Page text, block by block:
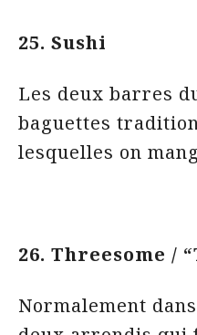
25. Sushi
Les deux barres
baguettes
lesquelles on
26. Threesome /
Normalement